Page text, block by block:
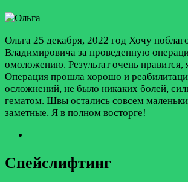
Ольга 25 декабря, 2022 год Хочу
Владимировича за проведенную
омоложению. Результат очень нравится,
Операция прошла хорошо и
осложнений, не было никаких болей,
гематом. Швы остались совсем
заметные. Я в полном восторге!
Спейслифтинг